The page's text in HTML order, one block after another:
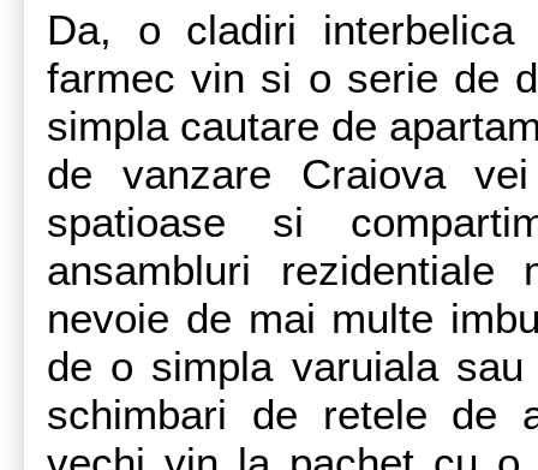
Da, o cladiri
farmec vin si o serie de
simpla cautare de
de vanzare Craiova
spatioase si
ansambluri
nevoie de mai multe
de o simpla varuiala
schimbari de retele de